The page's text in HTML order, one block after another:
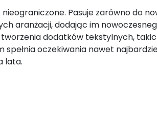
Pasuje zarówno do
aranżacji, dodając im
dodatków tekstylnych,
spełnia oczekiwania nawet
lata.